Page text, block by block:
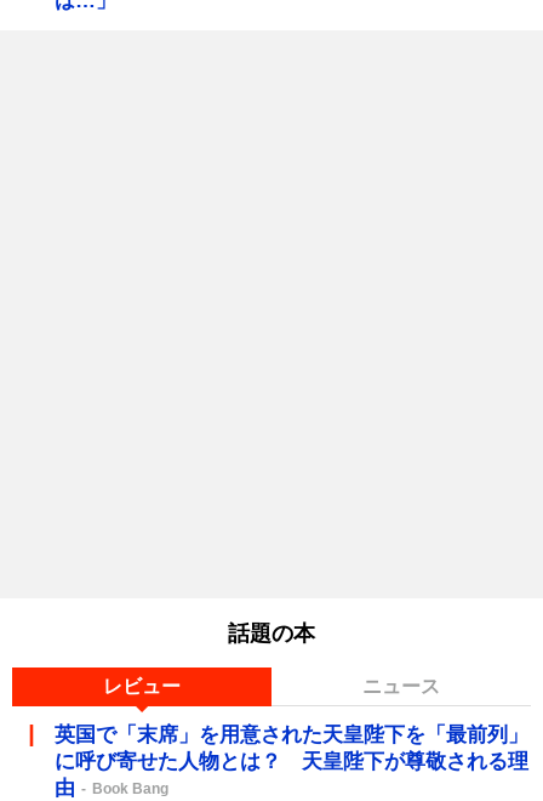
話題の本
レビュー ニュース
英国で「末席」を用意された天皇陛下を「最前列」
に呼び寄せた人物とは？ 天皇陛下が尊敬される理
由
Book Bang